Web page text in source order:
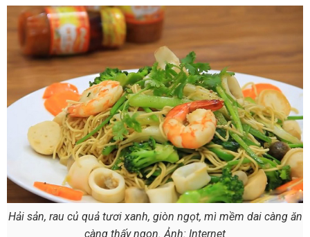
Hải sản, rau củ quả tươi xanh, giòn ngọt, mì mềm dai càng ăn
càng thấy ngon. Ảnh: Internet